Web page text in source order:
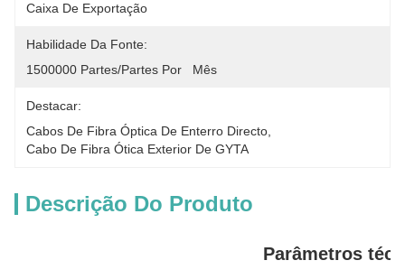
Caixa De Exportação
Habilidade Da Fonte:
1500000 Partes/partes Por   Mês
Destacar:
Cabos De Fibra Óptica De Enterro Directo
Cabo De Fibra Ótica Exterior De GYTA
Descrição Do Produto
Parâmetros